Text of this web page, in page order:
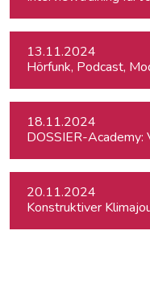
13.11.2024
Hörfunk, Podcast,
18.11.2024
DOSSIER-Academy:
20.11.2024
Konstruktiver